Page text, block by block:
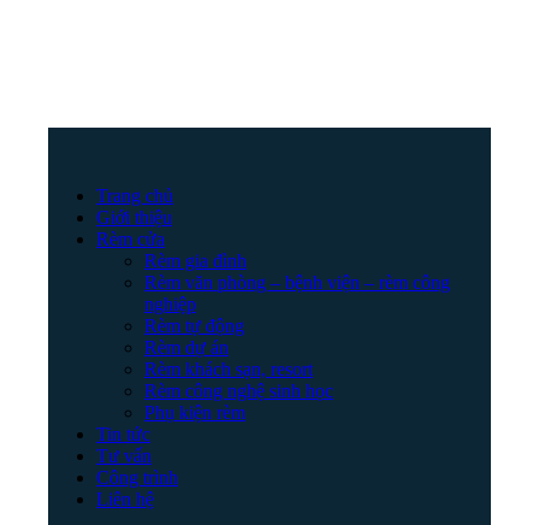
Trang chủ
Giới thiệu
Rèm cửa
Rèm gia đình
Rèm văn phòng – bệnh viện – rèm công
nghiệp
Rèm tự động
Rèm dự án
Rèm khách sạn, resort
Rèm công nghệ sinh học
Phụ kiện rèm
Tin tức
Tư vấn
Công trình
Liên hệ